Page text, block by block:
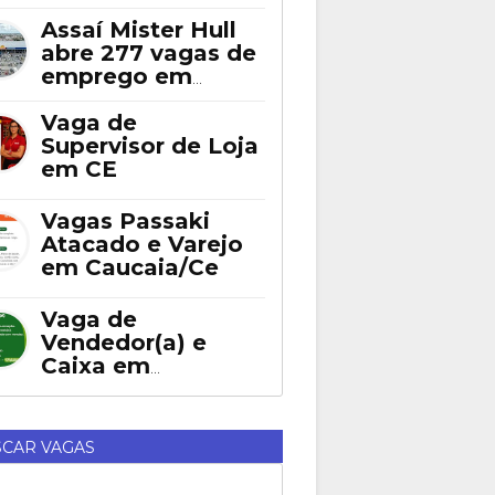
Assaí Mister Hull
abre 277 vagas de
emprego em
Vaga de
Supervisor de Loja
em CE
Vagas Passaki
Atacado e Varejo
em Caucaia/Ce
Vaga de
Vendedor(a) e
Caixa em
VAGAS